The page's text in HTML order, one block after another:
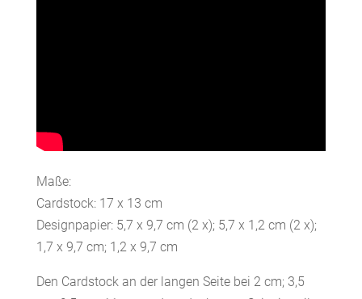
Maße:
Cardstock: 17 x 13 cm
Designpapier: 5,7 x 9,7 cm (2 x); 5,7 x 1,2 cm (2 x);
1,7 x 9,7 cm; 1,2 x 9,7 cm
Den Cardstock an der langen Seite bei 2 cm; 3,5